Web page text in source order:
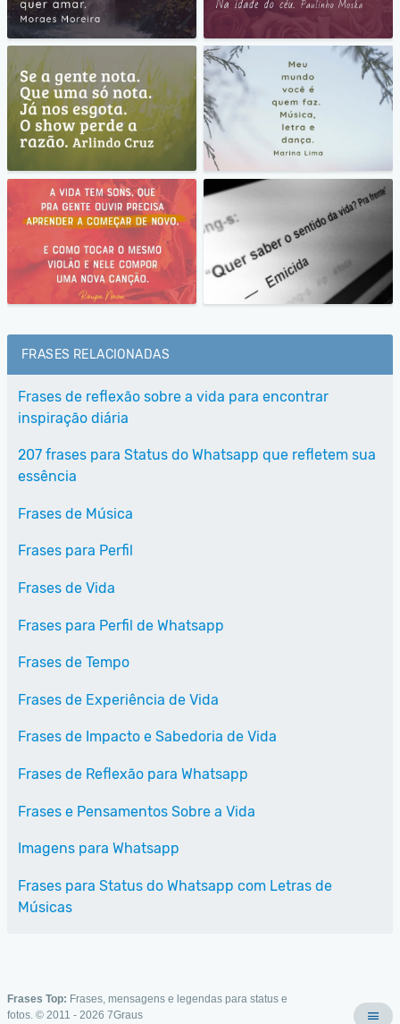
FRASES RELACIONADAS
Frases de reflexão sobre a vida para encontrar
inspiração diária
207 frases para Status do Whatsapp que refletem sua
essência
Frases de Música
Frases para Perfil
Frases de Vida
Frases para Perfil de Whatsapp
Frases de Tempo
Frases de Experiência de Vida
Frases de Impacto e Sabedoria de Vida
Frases de Reflexão para Whatsapp
Frases e Pensamentos Sobre a Vida
Imagens para Whatsapp
Frases para Status do Whatsapp com Letras de
Músicas
Frases Top: Frases, mensagens e legendas para status e
fotos. © 2011 - 2026 7Graus